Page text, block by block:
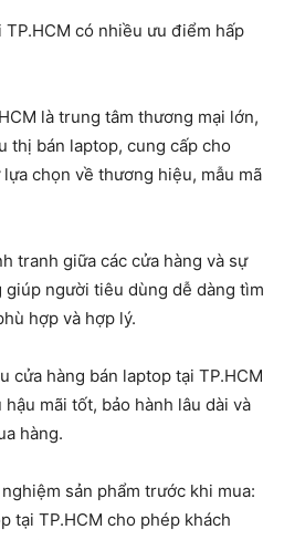
có nhiều ưu điểm hấp
là trung tâm thương mại lớn,
thị bán laptop, cung cấp cho
chọn về thương hiệu, mẫu mã
tranh giữa các cửa hàng và sự
người tiêu dùng dễ dàng tìm
hợp và hợp lý.
cửa hàng bán laptop tại TP.HCM
mãi tốt, bảo hành lâu dài và
hàng.
sản phẩm trước khi mua:
tại TP.HCM cho phép khách